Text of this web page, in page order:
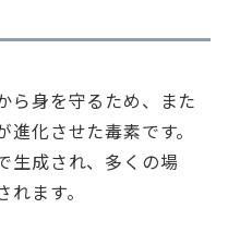
ら身を守るため、また
化させた毒素です。
生成され、多くの場
ます。